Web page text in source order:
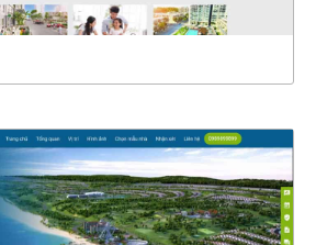
XEM THỰC TẾ